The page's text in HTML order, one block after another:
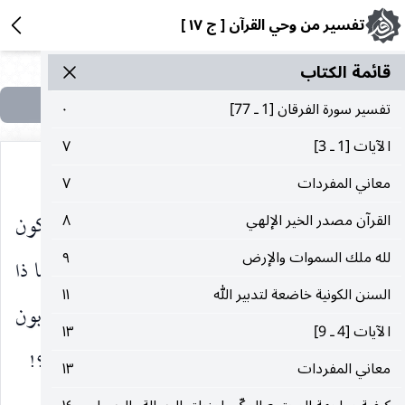
تفسير من وحي القرآن [ ج ١٧ ]
قائمة الکتاب
تفسير سورة الفرقان [1 ـ 77]
٠
الآيات‌ [1 ـ 3]
٧
معاني‌ المفردات‌
٧
القرآن‌ مصدر الخير الإلهي‌
٨
لله‌ ملك‌ السموات‌ و‌الإرض‌
٩
السنن‌ الكونية خاضعة لتدبير ‌الله‌
١١
الآيات‌ [4 ـ 9]
١٣
معاني‌ المفردات‌
١٣
فلست أول الأنبياء الذين يتصفون بالبشرية ، ويتحركون
على طريقة البشر في حياتهم المادية والروحية ، فلما ذا
يتطلبون فيك ما لم يتطلبوه في غيرك؟! ولماذا يستغربون
بشريتك ، أو يتطلبون الملائكة معك ، أو ما شابه ذلك؟!